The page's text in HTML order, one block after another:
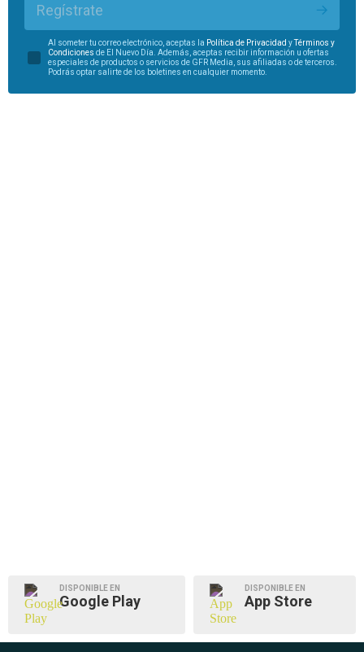
Regístrate
Al someter tu correo electrónico, aceptas la Política de Privacidad yTérminos y
Condiciones de El Nuevo Día. Además, aceptas recibir información u ofertas
especiales de productos o servicios de GFR Media, sus afiliadas o de terceros.
Podrás optar salirte de los boletines en cualquier momento.
DISPONIBLE EN
Google Play
DISPONIBLE EN
App Store